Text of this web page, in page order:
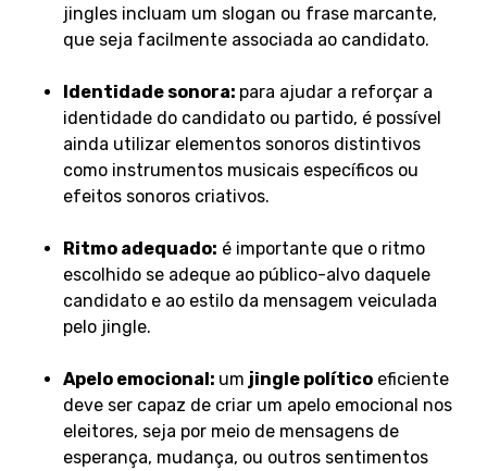
jingles incluam um slogan ou frase marcante,
que seja facilmente associada ao candidato.
Identidade sonora: para ajudar a reforçar a
identidade do candidato ou partido, é possível
ainda utilizar elementos sonoros distintivos
como instrumentos musicais específicos ou
efeitos sonoros criativos.
Ritmo adequado: é importante que o ritmo
escolhido se adeque ao público-alvo daquele
candidato e ao estilo da mensagem veiculada
pelo jingle.
Apelo emocional: um jingle políticoeficiente
deve ser capaz de criar um apelo emocional nos
eleitores, seja por meio de mensagens de
esperança, mudança, ou outros sentimentos